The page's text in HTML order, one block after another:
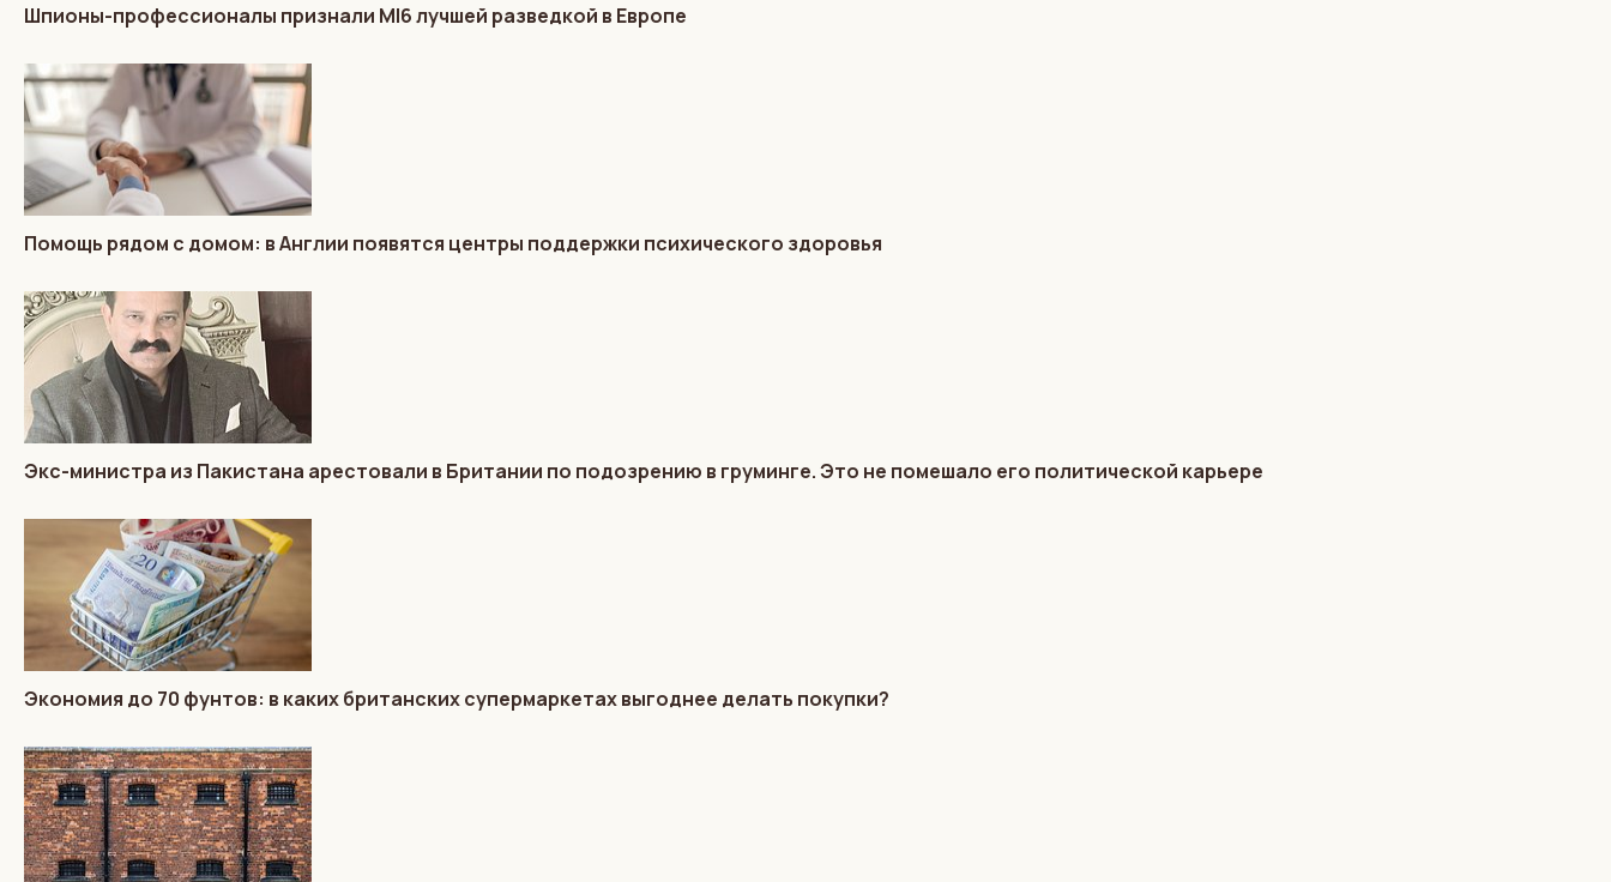
Шпионы-профессионалы признали MI6 лучшей разведкой в Европе
Помощь рядом с домом: в Англии появятся центры поддержки психического здоровья
Экс-министра из Пакистана арестовали в Британии по подозрению в груминге. Это не помешало его политической карьере
Экономия до 70 фунтов: в каких британских супермаркетах выгоднее делать покупки?